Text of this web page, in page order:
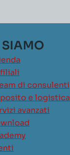
di consulenti
e logistica
avanzati